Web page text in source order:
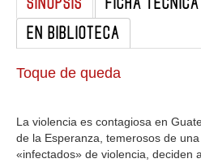
EN BIBLIOTECA
Toque de queda
La violencia es contagiosa en
de la Esperanza, temerosos de
«infectados» de violencia, deciden